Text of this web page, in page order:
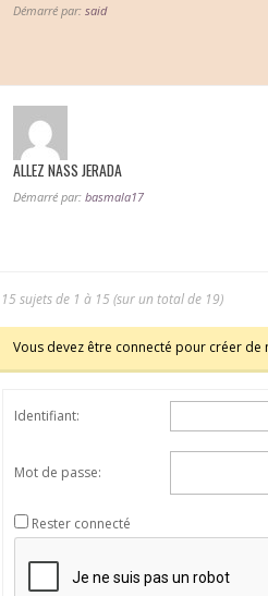
Démarré par: said
ALLEZ NASS JERADA
Démarré par: basmala17
15 sujets de 1 à 15 (sur un total de 19)
Vous devez être connecté pour créer de
Identifiant:
Mot de passe:
Rester connecté